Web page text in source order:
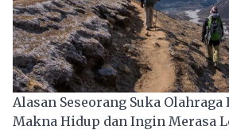
Alasan Seseorang Suka
Makna Hidup dan Ingin Merasa